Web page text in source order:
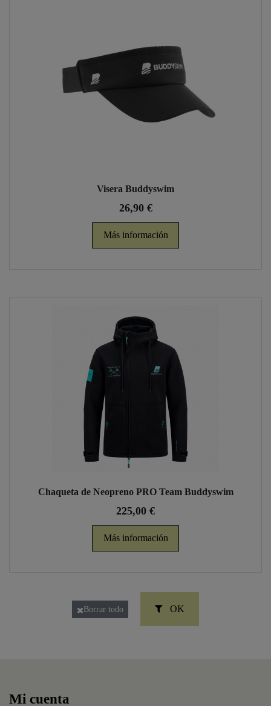
Visera Buddyswim
26,90 €
Más información
Chaqueta de Neopreno PRO Team Buddyswim
225,00 €
Más información
Borrar todo OK
Mi cuenta